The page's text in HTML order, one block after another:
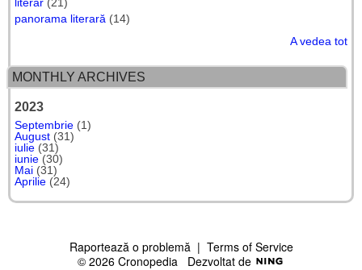
literar (21)
panorama literară (14)
A vedea tot
MONTHLY ARCHIVES
2023
Septembrie (1)
August (31)
iulie (31)
iunie (30)
Mai (31)
Aprilie (24)
Raportează o problemă| Terms of Service
© 2026 Cronopedia Dezvoltat de